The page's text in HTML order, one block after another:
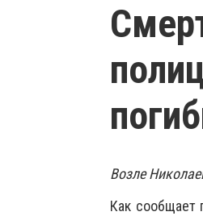
Возле
Как сообщает